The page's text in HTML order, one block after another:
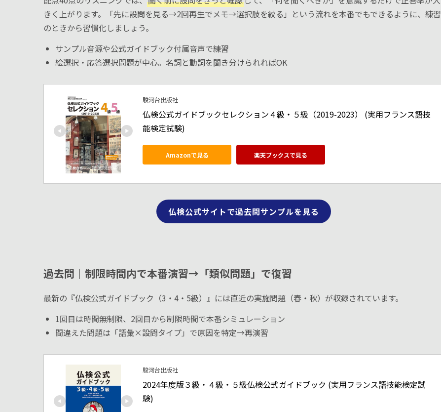
きく上がります。「先に設問を見る→2回再生でメモ→選択肢を絞る」という流れを本番でもできるように、練習
のときから習慣化しましょう。
サンプル音源や公式ガイドブック付属音声で練習
絵選択・応答選択問題が中心。名詞と動詞を聞き分けられればOK
駿河台出版社
仏検公式ガイドブックセレクション４級・５級（2019-2023） (実用フランス語技
能検定試験)
Amazonで見る 楽天ブックスで見る
仏検公式サイトで過去問サンプルを見る
過去問｜制限時間内で本番演習→「類似問題」で復習
最新の『仏検公式ガイドブック（3・4・5級）』には直近の実施問題（春・秋）が収録されています。
1回目は時間無制限、2回目から制限時間で本番シミュレーション
間違えた問題は「語彙×設問タイプ」で原因を特定→再演習
駿河台出版社
2024年度版３級・４級・５級仏検公式ガイドブック (実用フランス語技能検定試
験)